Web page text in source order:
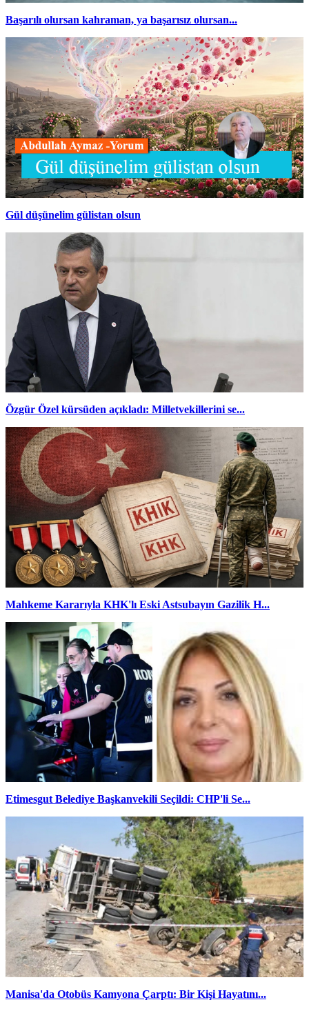
Başarılı olursan kahraman, ya başarısız olursan...
Gül düşünelim gülistan olsun
Özgür Özel kürsüden açıkladı: Milletvekillerini se...
Mahkeme Kararıyla KHK'lı Eski Astsubayın Gazilik H...
Etimesgut Belediye Başkanvekili Seçildi: CHP'li Se...
Manisa'da Otobüs Kamyona Çarptı: Bir Kişi Hayatını...